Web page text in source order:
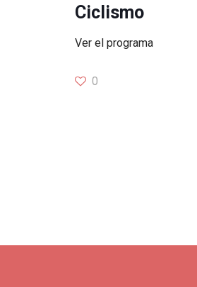
Ciclismo
Ver el programa
0